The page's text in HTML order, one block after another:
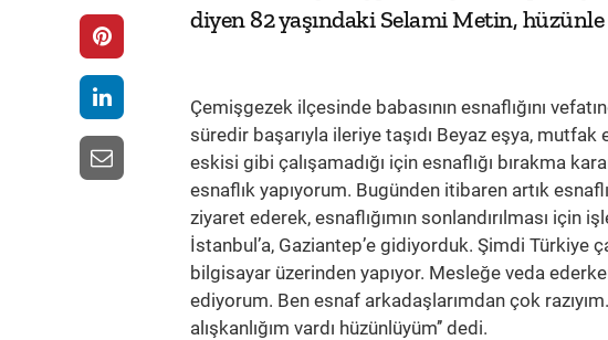
diyen 82 yaşındaki Selami Metin, hüzünle
Çemişgezek ilçesinde babasının esnaflığını
süredir başarıyla ileriye taşıdı Beyaz eşya,
eskisi gibi çalışamadığı için esnaflığı bırakma
esnaflık yapıyorum. Bugünden itibaren artık
ziyaret ederek, esnaflığımın sonlandırılması
İstanbul’a, Gaziantep’e gidiyorduk. Şimdi Türkiye
bilgisayar üzerinden yapıyor. Mesleğe veda
ediyorum. Ben esnaf arkadaşlarımdan çok
alışkanlığım vardı hüzünlüyüm’’ dedi.